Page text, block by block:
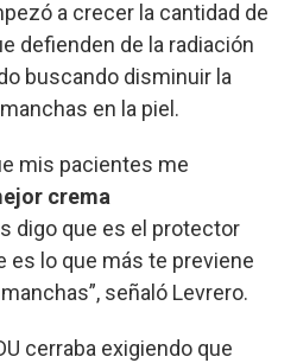
a crecer la cantidad de
defienden de la radiación
buscando disminuir la
en la piel.
mis pacientes me
crema
digo que es el protector
es lo que más te previene
señaló Levrero.
cerraba exigiendo que